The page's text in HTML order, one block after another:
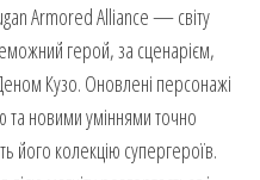
Armored Alliance — світу
герой, за сценарієм,
Кузо. Оновлені персонажі
новими уміннями точно
його колекцію супергероїв.